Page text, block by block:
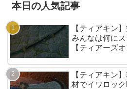
本日の人気記事
【ティアキン
みんなは何に
【ティアーズ
【ティアキン
材でイワロッ